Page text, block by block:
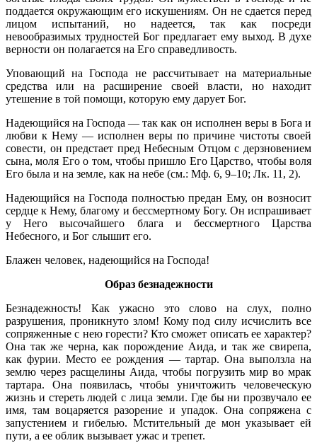
поддается окружающим его искушениям. Он не сдается перед
лицом испытаний, но надеется, так как посреди
невообразимых трудностей Бог предлагает ему выход. В духе
верности он полагается на Его справедливость.
Уповающий на Господа не рассчитывает на материальные
средства или на расширение своей власти, но находит
утешение в той помощи, которую ему дарует Бог.
Надеющийся на Господа — так как он исполнен веры в Бога и
любви к Нему — исполнен веры по причине чистоты своей
совести, он предстает пред Небесным Отцом с дерзновением
сына, моля Его о том, чтобы пришло Его Царство, чтобы воля
Его была и на земле, как на небе (см.: Мф. 6, 9–10; Лк. 11, 2).
Надеющийся на Господа полностью предан Ему, он возносит
сердце к Нему, благому и бессмертному Богу. Он испрашивает
у Него высочайшего блага и бессмертного Царства
Небесного, и Бог слышит его.
Блажен человек, надеющийся на Господа!
Образ безнадежности
Безнадежность! Как ужасно это слово на слух, полно
разрушения, проникнуто злом! Кому под силу исчислить все
сопряженные с нею горести? Кто сможет описать ее характер?
Она так же черна, как порождение Аида, и так же свирепа,
как фурии. Место ее рождения — тартар. Она выползла на
землю через расщелины Аида, чтобы погрузить мир во мрак
тартара. Она появилась, чтобы уничтожить человеческую
жизнь и стереть людей с лица земли. Где бы ни прозвучало ее
имя, там воцаряется разорение и упадок. Она сопряжена с
запустением и гибелью. Мстительный де мон указывает ей
пути, а ее облик вызывает ужас и трепет.